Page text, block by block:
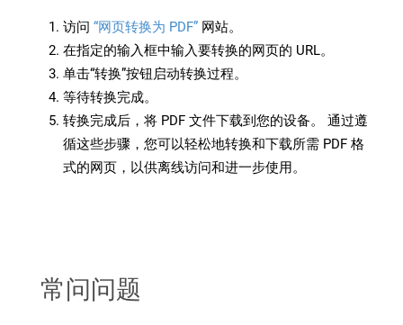
访问 “网页转换为 PDF” 网站。
在指定的输入框中输入要转换的网页的 URL。
单击“转换”按钮启动转换过程。
等待转换完成。
转换完成后，将 PDF 文件下载到您的设备。 通过遵
循这些步骤，您可以轻松地转换和下载所需 PDF 格
式的网页，以供离线访问和进一步使用。
常问问题